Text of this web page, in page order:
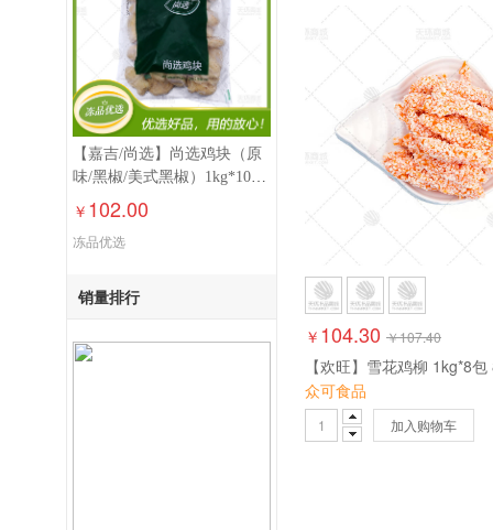
【嘉吉/尚选】尚选鸡块（原
味/黑椒/美式黑椒）1kg*10包
10kg
￥ 102.00
冻品优选
销量排行
￥ 104.30 ￥107.40
【欢旺】雪花鸡柳 1kg*8
众可食品
加入购物车